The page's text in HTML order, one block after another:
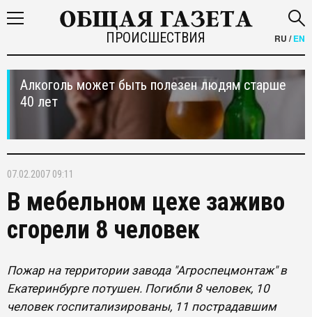
ПРОИСШЕСТВИЯ RU /EN
Алкоголь может быть полезен людям старше
40 лет
07.02.2007 09:11
В мебельном цехе заживо
сгорели 8 человек
Пожар на территории завода "Агроспецмонтаж" в
Екатеринбурге потушен. Погибли 8 человек, 10
человек госпитализированы, 11 пострадавшим